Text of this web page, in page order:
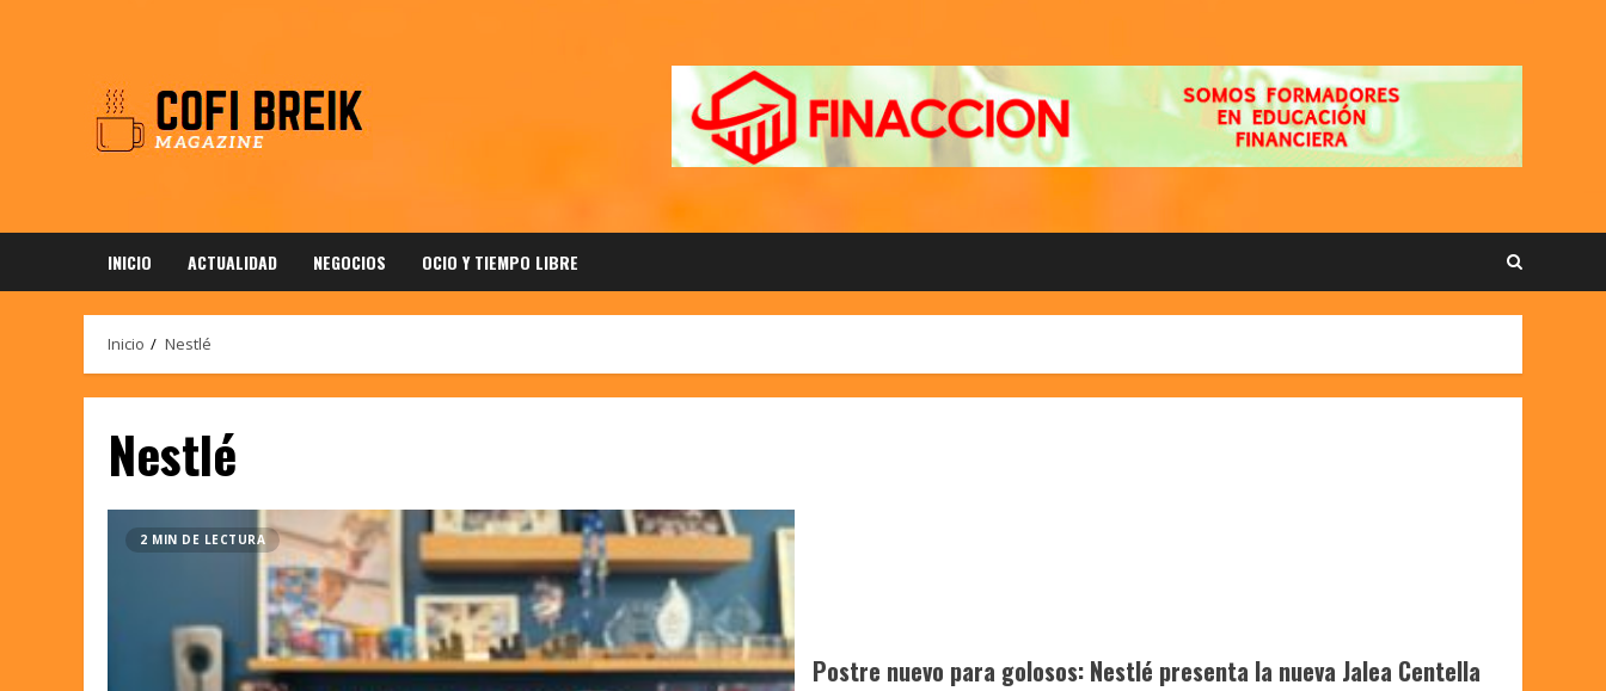
INICIO ACTUALIDAD NEGOCIOS OCIO Y TIEMPO LIBRE
Inicio Nestlé
Nestlé
2 MIN DE LECTURA
Postre nuevo para golosos: Nestlé presenta la nueva Jalea Centella